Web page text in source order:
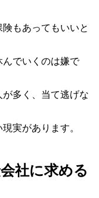
もあってもいいと
でいくのは嫌で
多く、当て逃げな
実があります。
社に求める